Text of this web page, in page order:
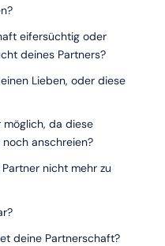
eifersüchtig oder
deines Partners?
Lieben, oder diese
da diese
anschreien?
nicht mehr zu
deine Partnerschaft?